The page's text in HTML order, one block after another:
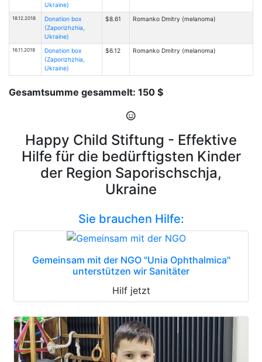
Ukraine)
18.12.2018
Donation box
(Zaporizhzhia,
Ukraine)
$8.61 Romanko Dmitry (melanoma)
16.11.2018
Donation box
(Zaporizhzhia,
Ukraine)
$6.12 Romanko Dmitry (melanoma)
Gesamtsumme gesammelt: 150 $
Happy Child Stiftung - Effektive
Hilfe für die bedürftigsten Kinder
der Region Saporischschja,
Ukraine
Sie brauchen Hilfe:
Gemeinsam mit der NGO "Unia Ophthalmica"
unterstützen wir Sanitäter
Hilf jetzt